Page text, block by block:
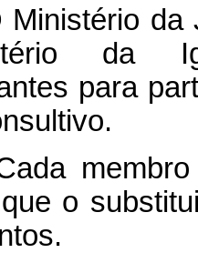
Ministério da
da
para
o